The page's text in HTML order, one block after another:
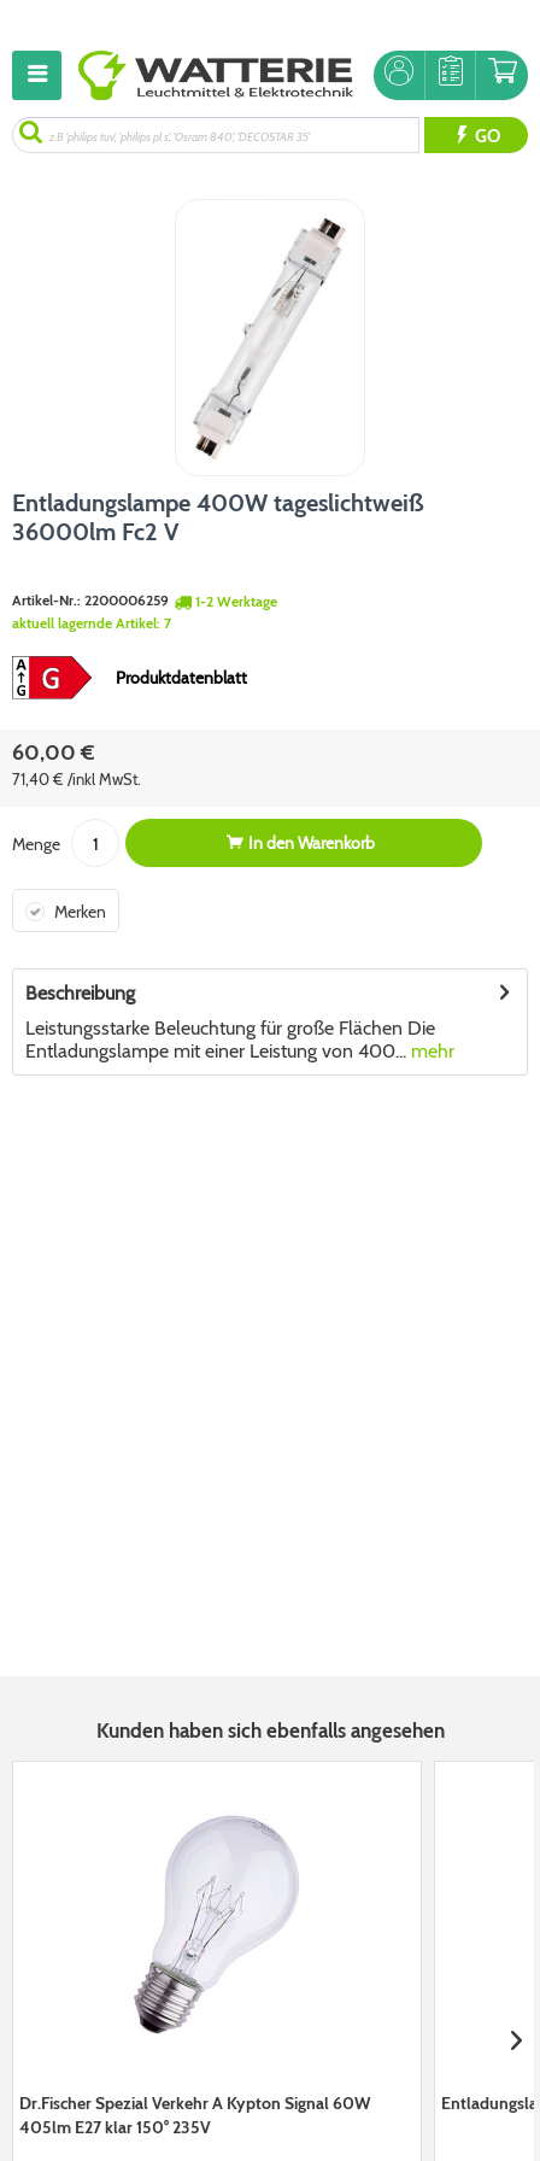
GO
Entladungslampe 400W tageslichtweiß
36000lm Fc2 V
Artikel-Nr.: 2200006259
1-2 Werktage
aktuell lagernde Artikel: 7
Produktdatenblatt
60,00 €
71,40 € /inkl MwSt.
Menge In denWarenkorb
Merken
Beschreibung
Leistungsstarke Beleuchtung für große Flächen Die
Entladungslampe mit einer Leistung von 400... mehr
Kunden haben sich ebenfalls angesehen
Dr.Fischer Spezial Verkehr A Kypton Signal 60W
405lm E27 klar 150° 235V